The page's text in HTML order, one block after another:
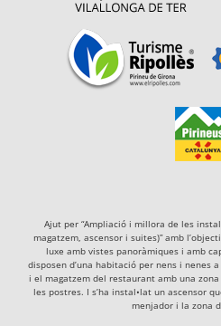
Ajut per “Ampliació i millora de les
magatzem, ascensor i suites)” amb
luxe amb vistes panoràmiques i amb
disposen d’una habitació per nens i nenes
i el magatzem del restaurant amb una
les postres. I s’ha instal•lat un ascensor
menjador i la zona